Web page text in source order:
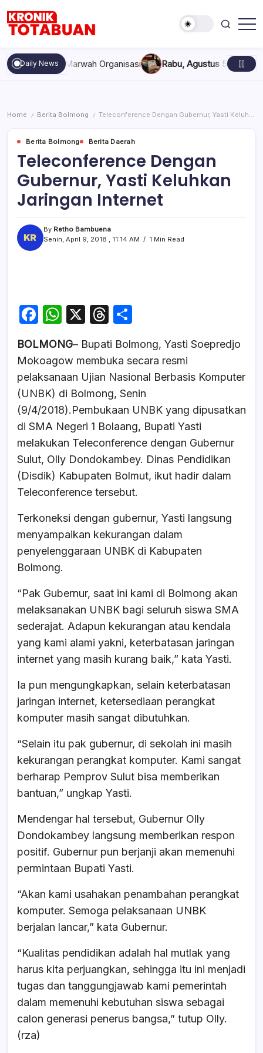
content
Totabuan
hari
ini
Kronik
Daily News
dan Marwah Organisasi Rabu, Agustus 5, 2026 , 11:44
Home / Berita Bolmong / Teleconference Dengan Gubernur, Yasti Keluhkan Jaringan Internet
Berita Bolmong Berita Daerah
Teleconference Dengan
Gubernur, Yasti Keluhkan
Jaringan Internet
By Retho Bambuena
Senin, April 9, 2018 , 11:14 AM
1 Min Read
F
c
e
b
o
o
k
W
at
s
A
p
p
X
T
e
a
d
s
ar
e
BOLMONG– Bupati Bolmong, Yasti Soepredjo
Mokoagow membuka secara resmi
pelaksanaan Ujian Nasional Berbasis Komputer
(UNBK) di Bolmong, Senin
(9/4/2018).Pembukaan UNBK yang dipusatkan
di SMA Negeri 1 Bolaang, Bupati Yasti
melakukan Teleconference dengan Gubernur
Sulut, Olly Dondokambey. Dinas Pendidikan
(Disdik) Kabupaten Bolmut, ikut hadir dalam
Teleconference tersebut.
Terkoneksi dengan gubernur, Yasti langsung
menyampaikan kekurangan dalam
penyelenggaraan UNBK di Kabupaten
Bolmong.
“Pak Gubernur, saat ini kami di Bolmong akan
melaksanakan UNBK bagi seluruh siswa SMA
sederajat. Adapun kekurangan atau kendala
yang kami alami yakni, keterbatasan jaringan
internet yang masih kurang baik,” kata Yasti.
Ia pun mengungkapkan, selain keterbatasan
jaringan internet, ketersediaan perangkat
komputer masih sangat dibutuhkan.
“Selain itu pak gubernur, di sekolah ini masih
kekurangan perangkat komputer. Kami sangat
berharap Pemprov Sulut bisa memberikan
bantuan,” ungkap Yasti.
Mendengar hal tersebut, Gubernur Olly
Dondokambey langsung memberikan respon
positif. Gubernur pun berjanji akan memenuhi
permintaan Bupati Yasti.
“Akan kami usahakan penambahan perangkat
komputer. Semoga pelaksanaan UNBK
berjalan lancar,” kata Gubernur.
“Kualitas pendidikan adalah hal mutlak yang
harus kita perjuangkan, sehingga itu ini menjadi
tugas dan tanggungjawab kami pemerintah
dalam memenuhi kebutuhan siswa sebagai
calon generasi penerus bangsa,” tutup Olly.
(rza)